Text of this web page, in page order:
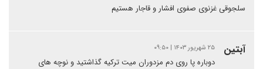
سلجوقی غزنوی صفوی افشار و قاجار هستیم
آبتین ۲۵ شهریور ۱۴۰۳ | ۰۹:۵۰
دوباره پا روی دم مزدوران میت ترکیه گذاشتید و نوچه های